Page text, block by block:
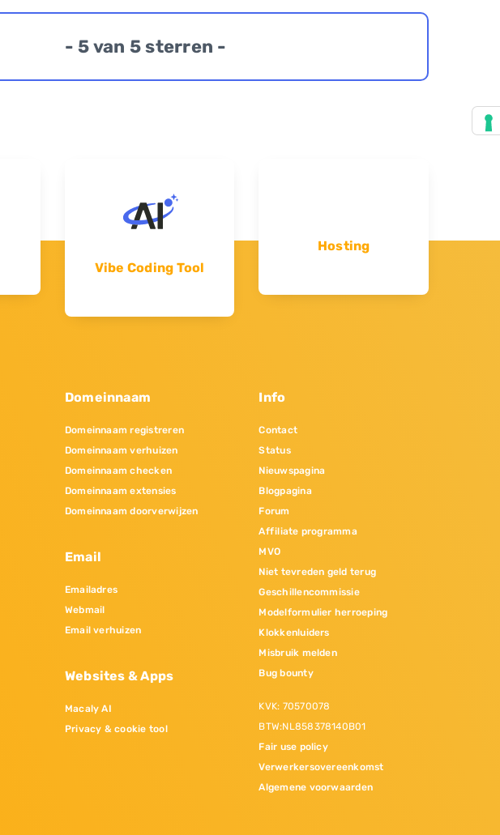
- 5 van 5 sterren -
Vibe Coding Tool
Hosting
Domeinnaam
Domeinnaam registreren
Domeinnaam verhuizen
Domeinnaam checken
Domeinnaam extensies
Domeinnaam doorverwijzen
Email
Emailadres
Webmail
Email verhuizen
Websites & Apps
Macaly AI
Privacy & cookie tool
Info
Contact
Status
Nieuwspagina
Blogpagina
Forum
Affiliate programma
MVO
Niet tevreden geld terug
Geschillencommissie
Modelformulier herroeping
Klokkenluiders
Misbruik melden
Bug bounty
KVK: 70570078
BTW:NL858378140B01
Fair use policy
Verwerkersovereenkomst
Algemene voorwaarden